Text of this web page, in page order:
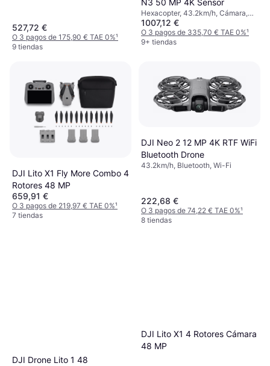
527,72 €
O 3 pagos de 175,90 € TAE 0%¹
9 tiendas
N3 50 MP 4K Sensor
Hexacopter, 43.2km/h, Cámara,
Soporte de cardán, Soporte para
cámara, Wi-Fi, GPS, Bluetooth
1007,12 €
O 3 pagos de 335,70 € TAE 0%¹
9+ tiendas
DJI Lito X1 Fly More Combo 4
Rotores 48 MP
659,91 €
O 3 pagos de 219,97 € TAE 0%¹
7 tiendas
DJI Neo 2 12 MP 4K RTF WiFi
Bluetooth Drone
43.2km/h, Bluetooth, Wi-Fi
222,68 €
O 3 pagos de 74,22 € TAE 0%¹
8 tiendas
DJI Drone Lito 1 48
DJI Lito X1 4 Rotores Cámara
48 MP